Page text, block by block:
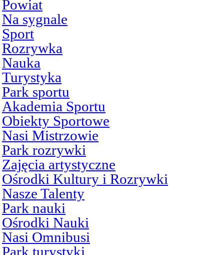
Powiat
Na sygnale
Sport
Rozrywka
Nauka
Turystyka
Park sportu
Akademia Sportu
Obiekty Sportowe
Nasi Mistrzowie
Park rozrywki
Zajęcia artystyczne
Ośrodki Kultury i Rozrywki
Nasze Talenty
Park nauki
Ośrodki Nauki
Nasi Omnibusi
Park turystyki